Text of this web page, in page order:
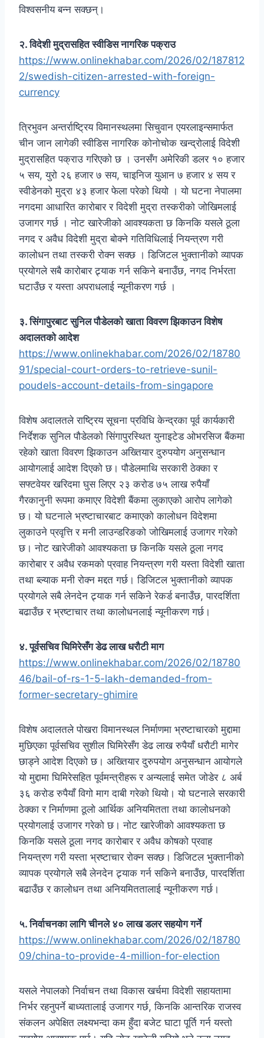
विश्वसनीय बन्न सक्छन्।
२. विदेशी मुद्रासहित स्वीडिस नागरिक पक्राउ
https://www.onlinekhabar.com/2026/02/187812
2/swedish-citizen-arrested-with-foreign-
currency
त्रिभुवन अन्तर्राष्ट्रिय विमानस्थलमा सिचुवान एयरलाइन्समार्फत
चीन जान लागेकी स्वीडिस नागरिक कोनोचोक खन्द्रोलाई विदेशी
मुद्रासहित पक्राउ गरिएको छ । उनसँग अमेरिकी डलर १० हजार
५ सय, युरो २६ हजार ७ सय, चाइनिज युआन ७ हजार ४ सय र
स्वीडेनको मुद्रा ४३ हजार फेला परेको थियो । यो घटना नेपालमा
नगदमा आधारित कारोबार र विदेशी मुद्रा तस्करीको जोखिमलाई
उजागर गर्छ । नोट खारेजीको आवश्यकता छ किनकि यसले ठूला
नगद र अवैध विदेशी मुद्रा बोक्ने गतिविधिलाई नियन्त्रण गरी
कालोधन तथा तस्करी रोक्न सक्छ । डिजिटल भुक्तानीको व्यापक
प्रयोगले सबै कारोबार ट्र्याक गर्न सकिने बनाउँछ, नगद निर्भरता
घटाउँछ र यस्ता अपराधलाई न्यूनीकरण गर्छ ।
३. सिंगापुरबाट सुनिल पौडेलको खाता विवरण झिकाउन विशेष
अदालतको आदेश
https://www.onlinekhabar.com/2026/02/18780
91/special-court-orders-to-retrieve-sunil-
poudels-account-details-from-singapore
विशेष अदालतले राष्ट्रिय सूचना प्रविधि केन्द्रका पूर्व कार्यकारी
निर्देशक सुनिल पौडेलको सिंगापुरस्थित युनाइटेड ओभरसिज बैंकमा
रहेको खाता विवरण झिकाउन अख्तियार दुरुपयोग अनुसन्धान
आयोगलाई आदेश दिएको छ। पौडेलमाथि सरकारी ठेक्का र
सफ्टवेयर खरिदमा घुस लिएर २३ करोड ७५ लाख रुपैयाँ
गैरकानुनी रूपमा कमाएर विदेशी बैंकमा लुकाएको आरोप लागेको
छ। यो घटनाले भ्रष्टाचारबाट कमाएको कालोधन विदेशमा
लुकाउने प्रवृत्ति र मनी लाउन्डरिङको जोखिमलाई उजागर गरेको
छ। नोट खारेजीको आवश्यकता छ किनकि यसले ठूला नगद
कारोबार र अवैध रकमको प्रवाह नियन्त्रण गरी यस्ता विदेशी खाता
तथा ब्ल्याक मनी रोक्न मद्दत गर्छ। डिजिटल भुक्तानीको व्यापक
प्रयोगले सबै लेनदेन ट्र्याक गर्न सकिने रेकर्ड बनाउँछ, पारदर्शिता
बढाउँछ र भ्रष्टाचार तथा कालोधनलाई न्यूनीकरण गर्छ।
४. पूर्वसचिव घिमिरेसँग डेढ लाख धरौटी माग
https://www.onlinekhabar.com/2026/02/18780
46/bail-of-rs-1-5-lakh-demanded-from-
former-secretary-ghimire
विशेष अदालतले पोखरा विमानस्थल निर्माणमा भ्रष्टाचारको मुद्दामा
मुछिएका पूर्वसचिव सुशील घिमिरेसँग डेढ लाख रुपैयाँ धरौटी मागेर
छाड्ने आदेश दिएको छ। अख्तियार दुरुपयोग अनुसन्धान आयोगले
यो मुद्दामा घिमिरेसहित पूर्वमन्त्रीहरू र अन्यलाई समेत जोडेर ८ अर्ब
३६ करोड रुपैयाँ विगो माग दाबी गरेको थियो। यो घटनाले सरकारी
ठेक्का र निर्माणमा ठूलो आर्थिक अनियमितता तथा कालोधनको
प्रयोगलाई उजागर गरेको छ। नोट खारेजीको आवश्यकता छ
किनकि यसले ठूला नगद कारोबार र अवैध कोषको प्रवाह
नियन्त्रण गरी यस्ता भ्रष्टाचार रोक्न सक्छ। डिजिटल भुक्तानीको
व्यापक प्रयोगले सबै लेनदेन ट्र्याक गर्न सकिने बनाउँछ, पारदर्शिता
बढाउँछ र कालोधन तथा अनियमिततालाई न्यूनीकरण गर्छ।
५. निर्वाचनका लागि चीनले ४० लाख डलर सहयोग गर्ने
https://www.onlinekhabar.com/2026/02/18780
09/china-to-provide-4-million-for-election
यसले नेपालको निर्वाचन तथा विकास खर्चमा विदेशी सहायतामा
निर्भर रहनुपर्ने बाध्यतालाई उजागर गर्छ, किनकि आन्तरिक राजस्व
संकलन अपेक्षित लक्ष्यभन्दा कम हुँदा बजेट घाटा पूर्ति गर्न यस्तो